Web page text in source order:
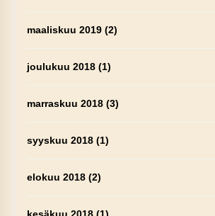
maaliskuu 2019(2)
joulukuu 2018(1)
marraskuu 2018(3)
syyskuu 2018(1)
elokuu 2018(2)